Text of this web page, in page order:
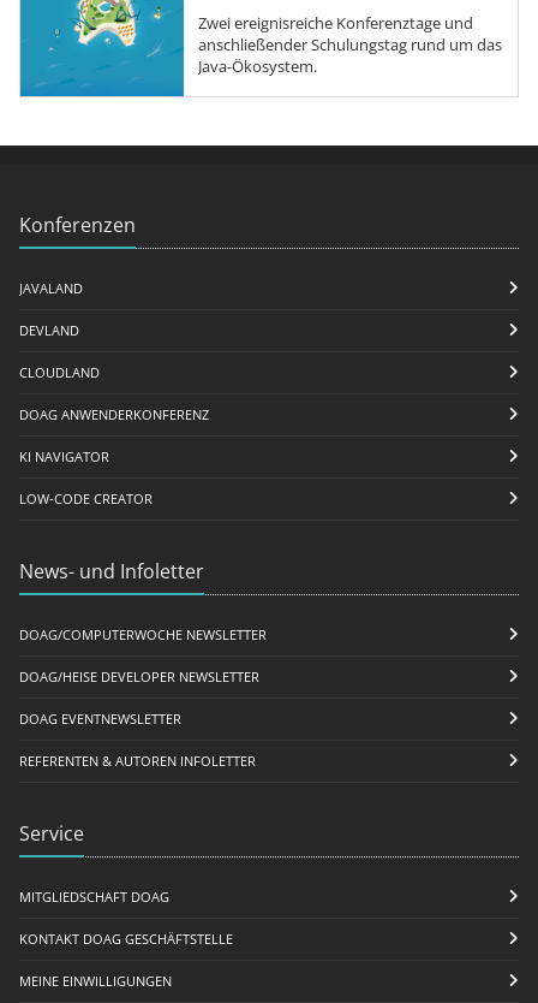
Zwei ereignisreiche Konferenztage und
anschließender Schulungstag rund um das
Java-Ökosystem.
Konferenzen
JAVALAND
DEVLAND
CLOUDLAND
DOAG ANWENDERKONFERENZ
KI NAVIGATOR
LOW-CODE CREATOR
News- und Infoletter
DOAG/COMPUTERWOCHE NEWSLETTER
DOAG/HEISE DEVELOPER NEWSLETTER
DOAG EVENTNEWSLETTER
REFERENTEN & AUTOREN INFOLETTER
Service
MITGLIEDSCHAFT DOAG
KONTAKT DOAG GESCHÄFTSTELLE
MEINE EINWILLIGUNGEN